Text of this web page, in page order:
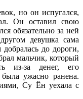
но он испугался,
Он оставил свою
обязательно за ней
девушка сама
до дороги,
мальчик, который
из-за денег, его
ужасно ранена.
Су Ён уехала с